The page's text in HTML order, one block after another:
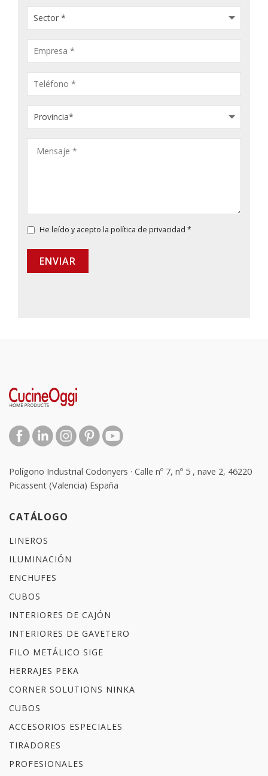
He leído y acepto la política de privacidad *
ENVIAR
Polígono Industrial Codonyers · Calle nº 7, nº 5 , nave 2, 46220
Picassent (Valencia) España
CATÁLOGO
LINEROS
ILUMINACIÓN
ENCHUFES
CUBOS
INTERIORES DE CAJÓN
INTERIORES DE GAVETERO
FILO METÁLICO SIGE
HERRAJES PEKA
CORNER SOLUTIONS NINKA
CUBOS
ACCESORIOS ESPECIALES
TIRADORES
PROFESIONALES